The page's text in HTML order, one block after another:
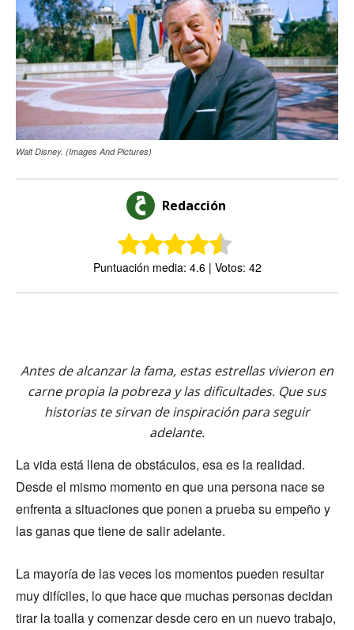
Walt Disney. (Images And Pictures)
Redacción
Puntuación media: 4.6 | Votos: 42
Antes de alcanzar la fama, estas estrellas vivieron en
carne propia la pobreza y las dificultades. Que sus
historias te sirvan de inspiración para seguir
adelante.
La vida está llena de obstáculos, esa es la realidad.
Desde el mismo momento en que una persona nace se
enfrenta a situaciones que ponen a prueba su empeño y
las ganas que tiene de salir adelante.
La mayoría de las veces los momentos pueden resultar
muy difíciles, lo que hace que muchas personas decidan
tirar la toalla y comenzar desde cero en un nuevo trabajo,